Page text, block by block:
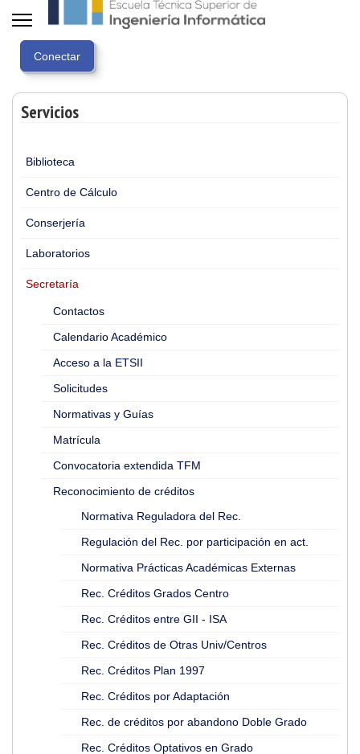
Servicios
Biblioteca
Centro de Cálculo
Conserjería
Laboratorios
Secretaría
Contactos
Calendario Académico
Acceso a la ETSII
Solicitudes
Normativas y Guías
Matrícula
Convocatoria extendida TFM
Reconocimiento de créditos
Normativa Reguladora del Rec.
Regulación del Rec. por participación en act.
Normativa Prácticas Académicas Externas
Rec. Créditos Grados Centro
Rec. Créditos entre GII - ISA
Rec. Créditos de Otras Univ/Centros
Rec. Créditos Plan 1997
Rec. Créditos por Adaptación
Rec. de créditos por abandono Doble Grado
Rec. Créditos Optativos en Grado